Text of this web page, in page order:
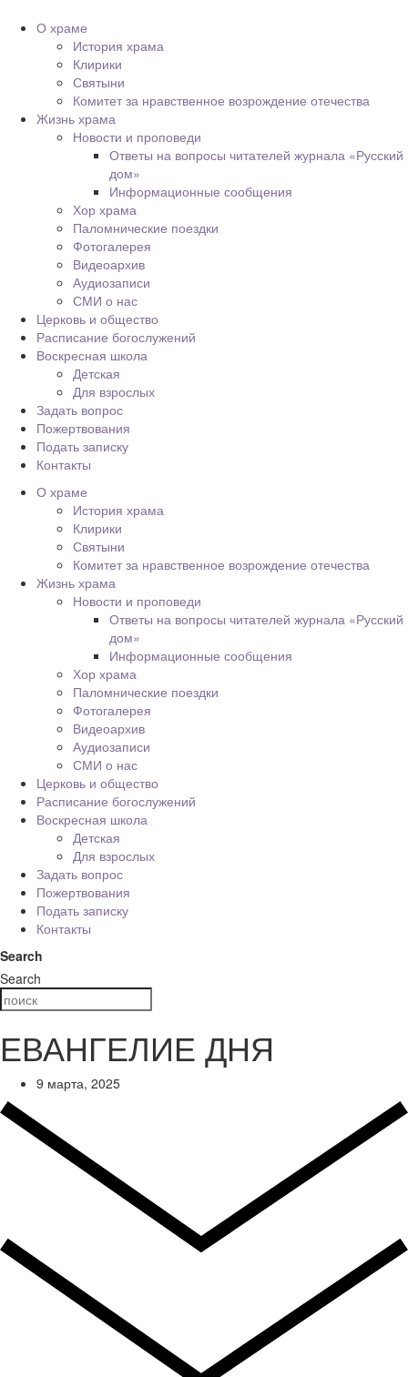
О храме
История храма
Клирики
Святыни
Комитет за нравственное возрождение отечества
Жизнь храма
Новости и проповеди
Ответы на вопросы читателей журнала «Русский
дом»
Информационные сообщения
Хор храма
Паломнические поездки
Фотогалерея
Видеоархив
Аудиозаписи
СМИ о нас
Церковь и общество
Расписание богослужений
Воскресная школа
Детская
Для взрослых
Задать вопрос
Пожертвования
Подать записку
Контакты
О храме
История храма
Клирики
Святыни
Комитет за нравственное возрождение отечества
Жизнь храма
Новости и проповеди
Ответы на вопросы читателей журнала «Русский
дом»
Информационные сообщения
Хор храма
Паломнические поездки
Фотогалерея
Видеоархив
Аудиозаписи
СМИ о нас
Церковь и общество
Расписание богослужений
Воскресная школа
Детская
Для взрослых
Задать вопрос
Пожертвования
Подать записку
Контакты
Search
Search
ЕВАНГЕЛИЕ ДНЯ
9 марта, 2025